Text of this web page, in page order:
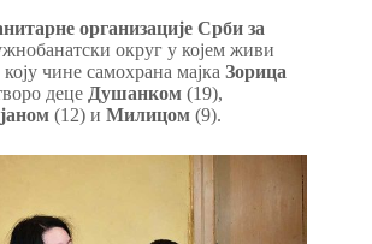
организације Срби за
округ у којем живи
коју чине самохрана мајка Зорица
деце Душанком (19),
(12) и Милицом (9).